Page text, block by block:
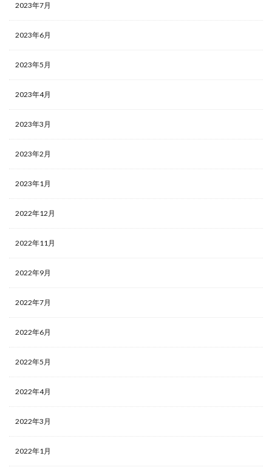
2023年7月
2023年6月
2023年5月
2023年4月
2023年3月
2023年2月
2023年1月
2022年12月
2022年11月
2022年9月
2022年7月
2022年6月
2022年5月
2022年4月
2022年3月
2022年1月